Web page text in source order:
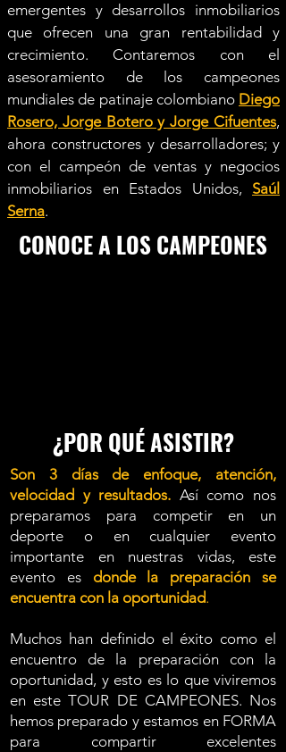
emergentes y desarrollos inmobiliarios
que ofrecen una gran rentabilidad y
crecimiento. Contaremos con el
asesoramiento de los campeones
mundiales de patinaje colombiano Diego
Rosero, Jorge Botero y Jorge Cifuentes,
ahora constructores y desarrolladores; y
con el campeón de ventas y negocios
inmobiliarios en Estados Unidos, Saúl
Serna.
CONOCE A LOS CAMPEONES
¿POR QUÉ ASISTIR?
Son 3 días de enfoque, atención,
velocidad y resultados. Así como nos
preparamos para competir en un
deporte o en cualquier evento
importante en nuestras vidas, este
evento es donde la preparación se
encuentra con la oportunidad.
Muchos han definido el éxito como el
encuentro de la preparación con la
oportunidad, y esto es lo que viviremos
en este TOUR DE CAMPEONES. Nos
hemos preparado y estamos en FORMA
para compartir excelentes